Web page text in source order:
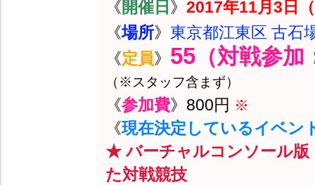
《 開催日 》 2017年11月3日
《場所》 東京都江東区 古石
《定員》 55 （対戦参
（※スタッフ含まず）
《参加費》800円 ※
《現在決定しているイベン
★ バーチャルコンソール版
た対戦競技